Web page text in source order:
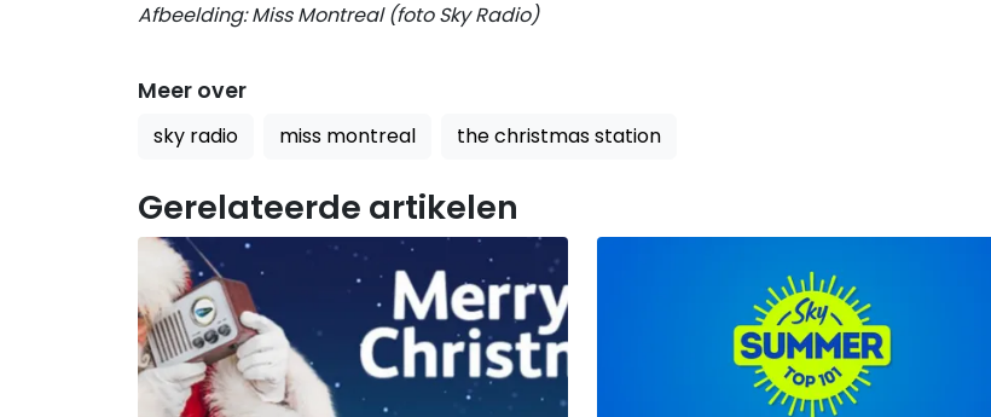
Afbeelding: Miss Montreal (foto Sky Radio)
Meer over
sky radio miss montreal the christmas station
Gerelateerde artikelen